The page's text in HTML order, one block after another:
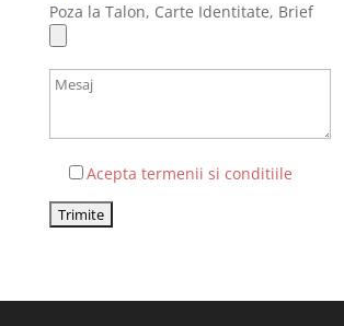
Poza la Talon, Carte Identitate, Brief
Acepta termenii si conditiile